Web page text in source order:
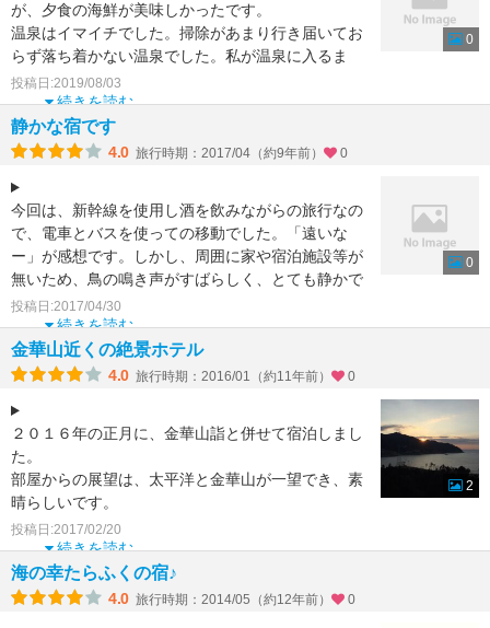
が、夕食の海鮮が美味しかったです。
温泉はイマイチでした。掃除があまり行き届いてお
らず落ち着かない温泉でした。私が温泉に入るま
で、電気の付いていない脱衣所
続きを読む
投稿日:2019/08/03
0
静かな宿です
4.0 旅行時期：2017/04（約9年前） 0
今回は、新幹線を使用し酒を飲みながらの旅行なの
で、電車とバスを使っての移動でした。「遠いな
ー」が感想です。しかし、周囲に家や宿泊施設等が
無いため、鳥の鳴き声がすばらしく、とても静かで
した。くじらの刺身
続きを読む
投稿日:2017/04/30
0
金華山近くの絶景ホテル
4.0 旅行時期：2016/01（約11年前） 0
２０１６年の正月に、金華山詣と併せて宿泊しまし
た。
部屋からの展望は、太平洋と金華山が一望でき、素
晴らしいです。
ただ温泉ではありませんので、お風呂はそれなりで
す。
食事は、値段によって異なるよ
続きを読む
投稿日:2017/02/20
2
海の幸たらふくの宿♪
4.0 旅行時期：2014/05（約12年前） 0